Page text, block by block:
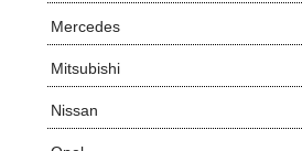
Mercedes
Mitsubishi
Nissan